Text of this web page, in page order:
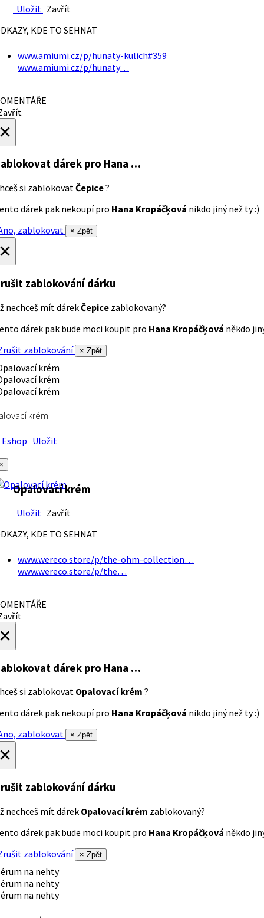
Uložit Zavřít
KDE TO SEHNAT
www.amiumi.cz/p/hunaty-kulich#359
www.amiumi.cz/p/hunaty…
dárek pro Hana …
si zablokovatČepice?
dárek pak nekoupí pro Hana Kropáčķová nikdo jiný než ty :)
zablokovat
× Zpět
zablokování dárku
nechceš mít dárekČepice zablokovaný?
dárek pak bude moci koupit pro Hana Kropáčķová někdo
zablokování
× Zpět
krém
Uložit
Opalovací krém
Uložit Zavřít
KDE TO SEHNAT
www.wereco.store/p/the-ohm-collection…
www.wereco.store/p/the…
dárek pro Hana …
si zablokovat Opalovací krém ?
dárek pak nekoupí pro Hana Kropáčķová nikdo jiný než ty :)
zablokovat
× Zpět
zablokování dárku
nechceš mít dárek Opalovací krém zablokovaný?
dárek pak bude moci koupit pro Hana Kropáčķová někdo
zablokování
× Zpět